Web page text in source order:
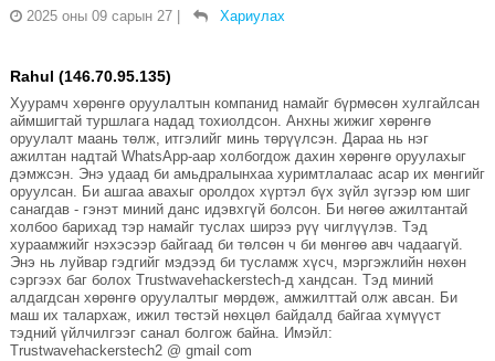
2025 оны 09 сарын 27
Хариулах
Rahul (146.70.95.135)
Хуурамч хөрөнгө оруулалтын компанид намайг бүрмөсөн хулгайлсан
аймшигтай туршлага надад тохиолдсон. Анхны жижиг хөрөнгө
оруулалт маань төлж, итгэлийг минь төрүүлсэн. Дараа нь нэг
ажилтан надтай WhatsApp-аар холбогдож дахин хөрөнгө оруулахыг
дэмжсэн. Энэ удаад би амьдралынхаа хуримтлалаас асар их мөнгийг
оруулсан. Би ашгаа авахыг оролдох хүртэл бүх зүйл зүгээр юм шиг
санагдав - гэнэт миний данс идэвхгүй болсон. Би нөгөө ажилтантай
холбоо барихад тэр намайг туслах ширээ рүү чиглүүлэв. Тэд
хураамжийг нэхэсээр байгаад би төлсөн ч би мөнгөө авч чадаагүй.
Энэ нь луйвар гэдгийг мэдээд би тусламж хүсч, мэргэжлийн нөхөн
сэргээх баг болох Trustwavehackerstech-д хандсан. Тэд миний
алдагдсан хөрөнгө оруулалтыг мөрдөж, амжилттай олж авсан. Би
маш их талархаж, ижил төстэй нөхцөл байдалд байгаа хүмүүст
тэдний үйлчилгээг санал болгож байна. Имэйл:
Trustwavehackerstech2 @ gmail com